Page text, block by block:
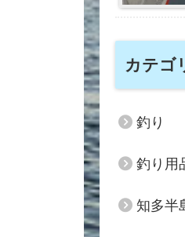
カテゴ
釣り
釣り用
知多半